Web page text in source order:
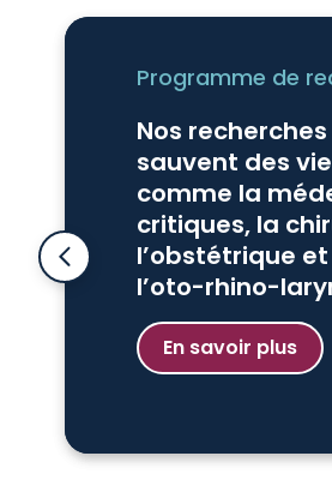
Programme de
Nos
sauvent des
comme la
critiques, la
l’obstétrique
l’oto-rhino-
En savoir plus
En savoir plus
En savoir plus
En savoir plus